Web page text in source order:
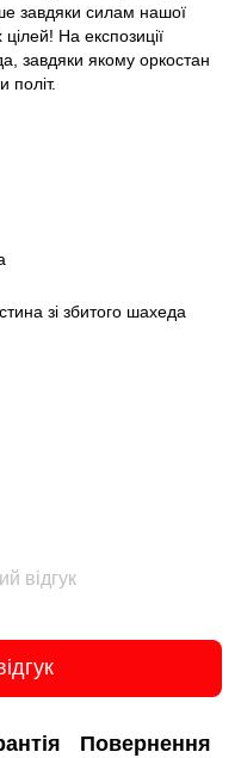
завдяки силам нашої
На експозиції
завдяки якому оркостан
політ.
зі збитого шахеда
відгук
Повернення